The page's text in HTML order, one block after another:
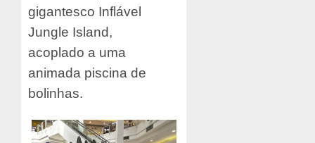
gigantesco Inflável
Jungle Island,
acoplado a uma
animada piscina de
bolinhas.